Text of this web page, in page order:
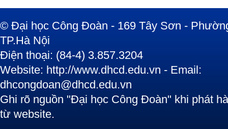
© Đại học Công Đoàn - 169 Tây Sơn -
TP.Hà Nội
Điện thoại: (84-4) 3.857.3204
Website: http://www.dhcd.edu.vn - Email:
dhcongdoan@dhcd.edu.vn
Ghi rõ nguồn "Đại học Công Đoàn" khi phát
từ website.